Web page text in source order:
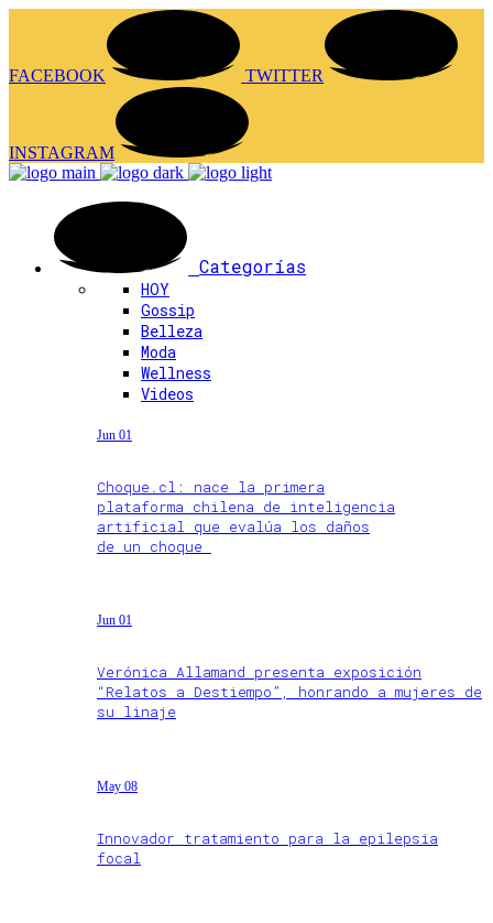
FACEBOOK TWITTER
INSTAGRAM
Categorías
HOY
Gossip
Belleza
Moda
Wellness
Videos
Jun 01
Choque.cl: nace la primera
plataforma chilena de inteligencia
artificial que evalúa los daños
de un choque
Jun 01
Verónica Allamand presenta exposición
“Relatos a Destiempo”, honrando a mujeres de
su linaje
May 08
Innovador tratamiento para la epilepsia
focal